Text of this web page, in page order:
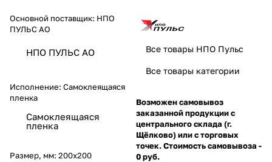
Основной поставщик: НПО
ПУЛЬС АО
НПО ПУЛЬС АО
Исполнение: Самоклеящаяся
пленка
Самоклеящаяся
пленка
Размер, мм: 200х200
Все товары НПО Пульс
Все товары категории
Возможен самовывоз
заказанной продукции с
центрального склада (г.
Щёлково) или с торговых
точек. Стоимость самовывоза -
0 руб.